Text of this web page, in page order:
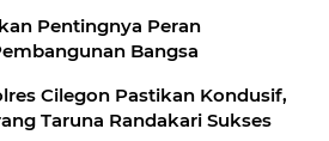
Pentingnya Peran
Bangsa
Cilegon Pastikan Kondusif,
Taruna Randakari Sukses